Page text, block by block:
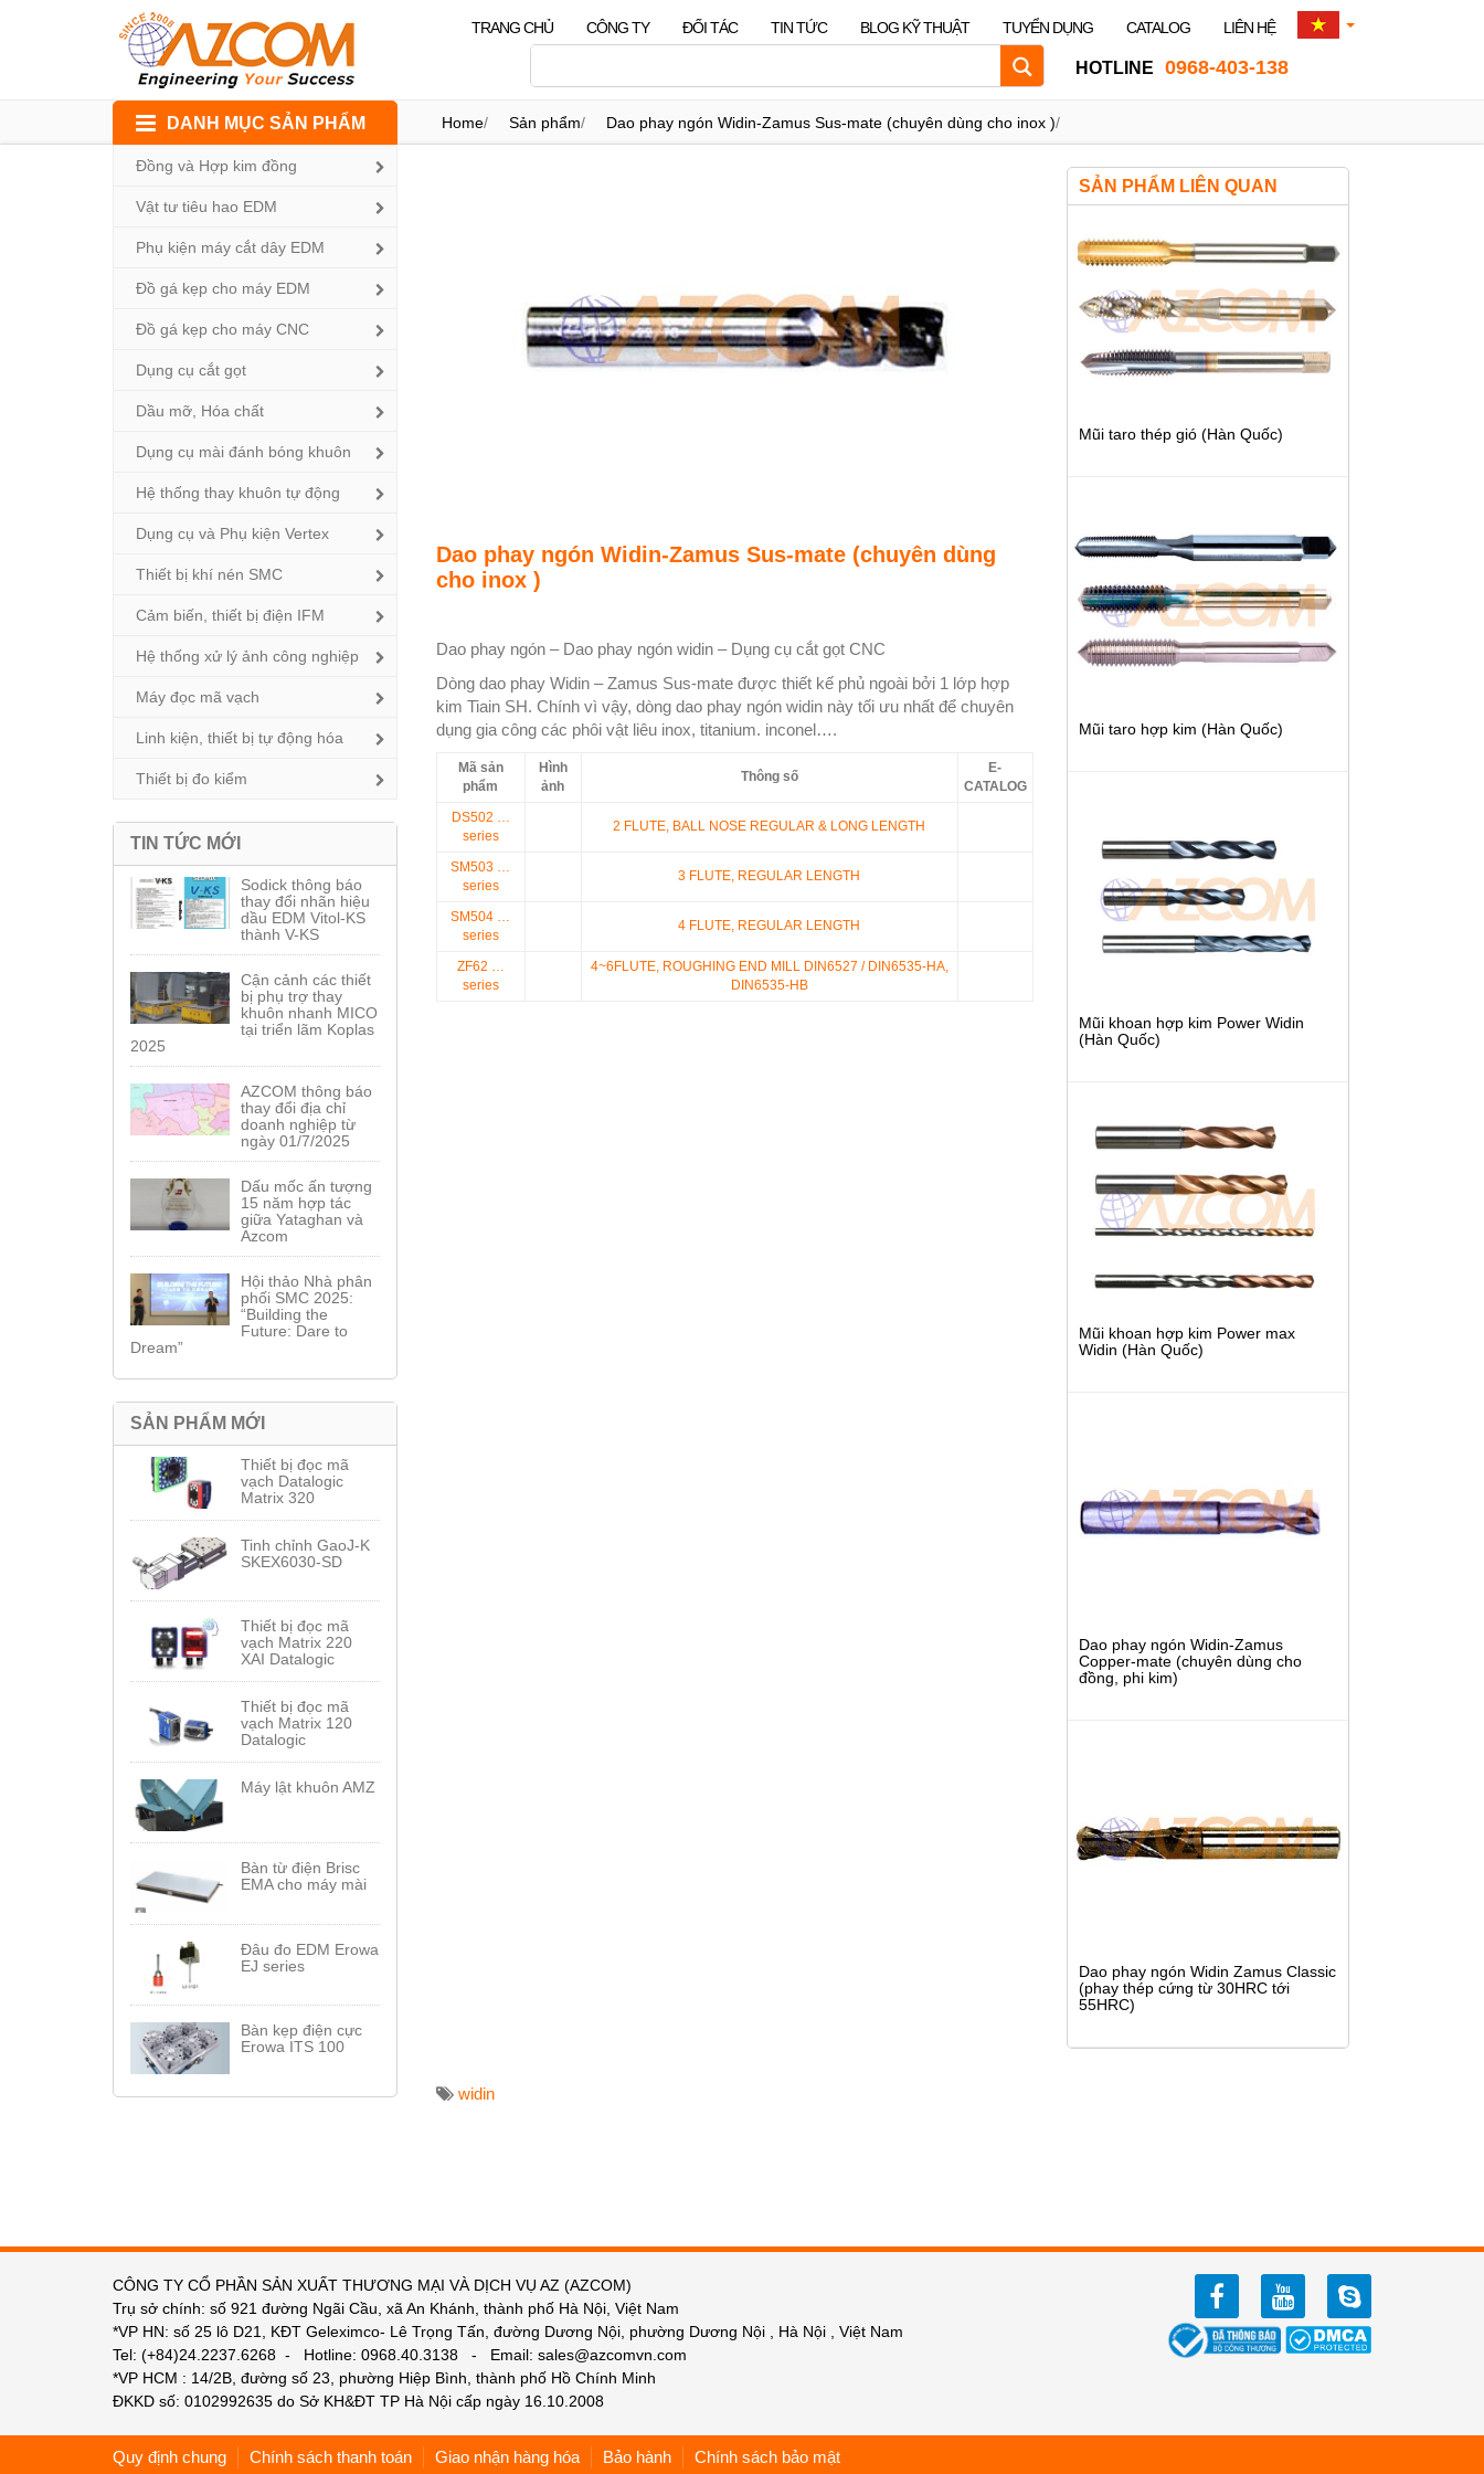
content
TRANG CHỦ CÔNG TY ĐỐI TÁC TIN TỨC BLOG KỸ THUẬT TUYỂN DỤNG CATALOG LIÊN HỆ
HOTLINE 0968-403-138
Home/ Sản phẩm/ Dao phay ngón Widin-Zamus Sus-mate (chuyên dùng cho inox )/
DANH MỤC SẢN PHẨM
Đồng và Hợp kim đồng
Vật tư tiêu hao EDM
Phụ kiện máy cắt dây EDM
Đồ gá kẹp cho máy EDM
Đồ gá kẹp cho máy CNC
Dụng cụ cắt gọt
Dầu mỡ, Hóa chất
Dụng cụ mài đánh bóng khuôn
Hệ thống thay khuôn tự động
Dụng cụ và Phụ kiện Vertex
Thiết bị khí nén SMC
Cảm biến, thiết bị điện IFM
Hệ thống xử lý ảnh công nghiệp
Máy đọc mã vạch
Linh kiện, thiết bị tự động hóa
Thiết bị đo kiểm
TIN TỨC MỚI
Sodick thông báo
thay đổi nhãn hiệu
dầu EDM Vitol-KS
thành V-KS
Cận cảnh các thiết
bị phụ trợ thay
khuôn nhanh MICO
tại triển lãm Koplas
2025
AZCOM thông báo
thay đổi địa chỉ
doanh nghiệp từ
ngày 01/7/2025
Dấu mốc ấn tượng
15 năm hợp tác
giữa Yataghan và
Azcom
Hội thảo Nhà phân
phối SMC 2025:
“Building the
Future: Dare to
Dream”
SẢN PHẨM MỚI
Thiết bị đọc mã
vạch Datalogic
Matrix 320
Tinh chỉnh GaoJ-K
SKEX6030-SD
Thiết bị đọc mã
vạch Matrix 220
XAI Datalogic
Thiết bị đọc mã
vạch Matrix 120
Datalogic
Máy lật khuôn AMZ
Bàn từ điện Brisc
EMA cho máy mài
Đâu đo EDM Erowa
EJ series
Bàn kẹp điện cực
Erowa ITS 100
Dao phay ngón Widin-Zamus Sus-mate (chuyên dùng
cho inox )
Dao phay ngón – Dao phay ngón widin – Dụng cụ cắt gọt CNC
Dòng dao phay Widin – Zamus Sus-mate được thiết kế phủ ngoài bởi 1 lớp hợp
kim Tiain SH. Chính vì vậy, dòng dao phay ngón widin này tối ưu nhất để chuyên
dụng gia công các phôi vật liêu inox, titanium. inconel….
Mã sản
phẩm
Hình
ảnh
Thông số
E-
CATALOG
DS502 …
series
2 FLUTE, BALL NOSE REGULAR & LONG LENGTH
SM503 …
series
3 FLUTE, REGULAR LENGTH
SM504 …
series
4 FLUTE, REGULAR LENGTH
ZF62 …
series
4~6FLUTE, ROUGHING END MILL DIN6527 / DIN6535-HA,
DIN6535-HB
SẢN PHẨM LIÊN QUAN
Mũi taro thép gió (Hàn Quốc)
Mũi taro hợp kim (Hàn Quốc)
Mũi khoan hợp kim Power Widin
(Hàn Quốc)
Mũi khoan hợp kim Power max
Widin (Hàn Quốc)
Dao phay ngón Widin-Zamus
Copper-mate (chuyên dùng cho
đồng, phi kim)
Dao phay ngón Widin Zamus Classic
(phay thép cứng từ 30HRC tới
55HRC)
widin
CÔNG TY CỔ PHẦN SẢN XUẤT THƯƠNG MẠI VÀ DỊCH VỤ AZ (AZCOM)
Trụ sở chính: số 921 đường Ngãi Cầu, xã An Khánh, thành phố Hà Nội, Việt Nam
*VP HN: số 25 lô D21, KĐT Geleximco- Lê Trọng Tấn, đường Dương Nội, phường Dương Nội , Hà Nội , Việt Nam
Tel: (+84)24.2237.6268 - Hotline: 0968.40.3138 - Email: sales@azcomvn.com
*VP HCM : 14/2B, đường số 23, phường Hiệp Bình, thành phố Hồ Chính Minh
ĐKKD số: 0102992635 do Sở KH&ĐT TP Hà Nội cấp ngày 16.10.2008
facebookyoutube zalo
Quy định chung Chính sách thanh toán Giao nhận hàng hóa Bảo hành Chính sách bảo mật